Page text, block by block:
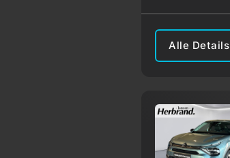
Alle Details